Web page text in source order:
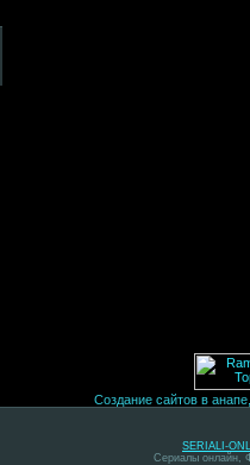
Создание сайтов в
SERIALI-
Сериалы онлайн,